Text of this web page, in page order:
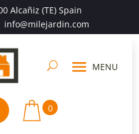
Alcañiz (TE) Spain
0